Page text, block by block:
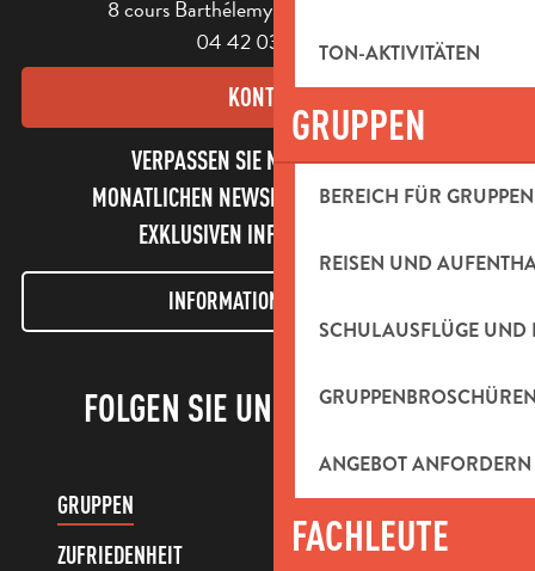
TON-AKTIVITÄTEN
GRUPPEN
BEREICH FÜR GRUPPEN
REISEN UND
SCHULAUSFLÜGE UND
ANGEBOT ANFORDERN
FACHLEUTE
8 cours Barthélemy - 13400 Aubagne
04 42 03 49 98
KONTAKT
VERPASSEN SIE NICHT UNSEREN
MONATLICHEN NEWSLETTER UND UNSERE
EXKLUSIVEN INFORMATIONEN!
INFORMATIONEN LETTER
FOLGEN SIE UNS!
GRUPPEN
KUNDENKONTO
ZUFRIEDENHEIT